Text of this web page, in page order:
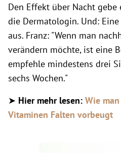
Den Effekt über Nacht
die Dermatologin. Und:
aus. Franz: "Wenn man
verändern möchte, ist eine
empfehle mindestens drei
sechs Wochen."
➤ Hier mehr lesen: Wie
Vitaminen Falten vorbeugt